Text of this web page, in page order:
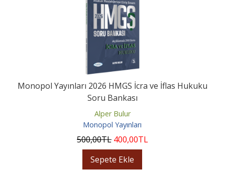
Monopol Yayınları 2026 HMGS İcra ve İflas Hukuku
Soru Bankası
Alper Bulur
Monopol Yayınları
500,00TL 400,00TL
Sepete Ekle